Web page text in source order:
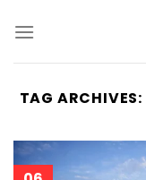
TAG ARCHIVES: